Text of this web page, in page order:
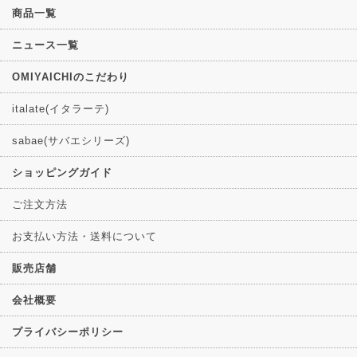
商品一覧
ニュース一覧
OMIYAICHIのこだわり
italate(イタラーテ)
sabae(サバエシリーズ)
ショッピングガイド
ご注文方法
お支払い方法・送料について
販売店舗
会社概要
プライバシーポリシー